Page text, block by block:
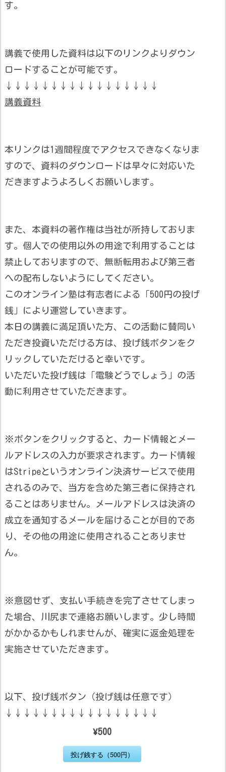
す。
講義で使用した資料は以下のリンクよりダウン
ロードすることが可能です。
↓↓↓↓↓↓↓↓↓↓↓↓↓↓↓↓↓
講義資料
本リンクは1週間程度でアクセスできなくなりま
すので、資料のダウンロードは早々に対応いた
だきますようよろしくお願いします。
また、本資料の著作権は当社が所持しておりま
す。個人での使用以外の用途で利用することは
禁止しておりますので、無断転用および第三者
への配布しないようにしてください。
このオンライン塾は有志者による「500円の投げ
銭」により運営していきます。
本日の講義に満足頂いた方、この活動に賛同い
ただき投資いただける方は、投げ銭ボタンをク
リックしていただけると幸いです。
いただいた投げ銭は「電験どうでしょう」の活
動に利用させていただきます。
※ボタンをクリックすると、カード情報とメー
ルアドレスの入力が要求されます。カード情報
はStripeというオンライン決済サービスで使用
されるのみで、当方を含めた第三者に保持され
ることはありません。メールアドレスは決済の
成立を通知するメールを届けることが目的であ
り、その他の用途に使用されることありませ
ん。
※意図せず、支払い手続きを完了させてしまっ
た場合、川尻まで連絡お願いします。少し時間
がかかるかもしれませんが、確実に返金処理を
実施させていただきます。
以下、投げ銭ボタン（投げ銭は任意です）
↓↓↓↓↓↓↓↓↓↓↓↓↓↓↓↓↓
¥500
投げ銭する（500円）